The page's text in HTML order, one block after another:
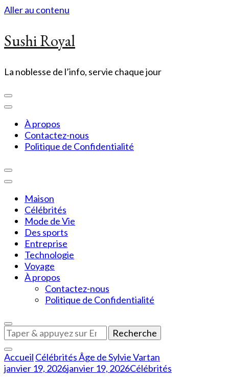
Aller au contenu
Sushi Royal
La noblesse de l’info, servie chaque jour
À propos
Contactez-nous
Politique de Confidentialité
Maison
Célébrités
Mode de Vie
Des sports
Entreprise
Technologie
Voyage
À propos
Contactez-nous
Politique de Confidentialité
Vous
recherchiez
quelque
chose
?
Accueil CélébritésÂge de Sylvie Vartan
janvier 19, 2026janvier 19, 2026Célébrités